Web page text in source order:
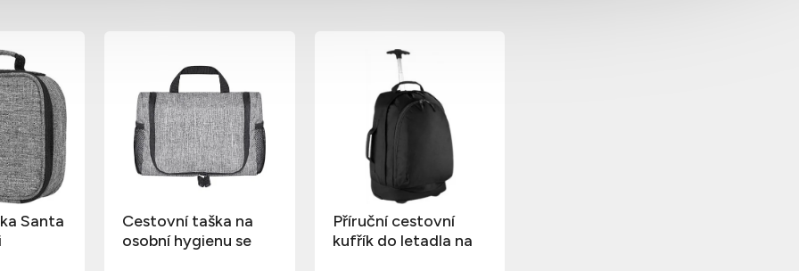
Santa
Cestovní taška na
osobní hygienu se
Příruční cestovní
kufřík do letadla na